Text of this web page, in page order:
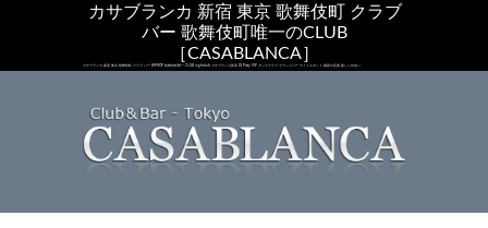
カサブランカ 新宿 東京 歌舞伎町 クラブ
バー 歌舞伎町唯一のCLUB
［CASABLANCA］
カサブランカ 新宿 東京 歌舞伎町 クラブ バー HIPHOP 歌舞伎町唯一 CLUB nightclub カサブランカ新宿 DJ Party VIP ダンスクラブ ラウンジバー ナイトスポット 最新の音楽 新しい出会い